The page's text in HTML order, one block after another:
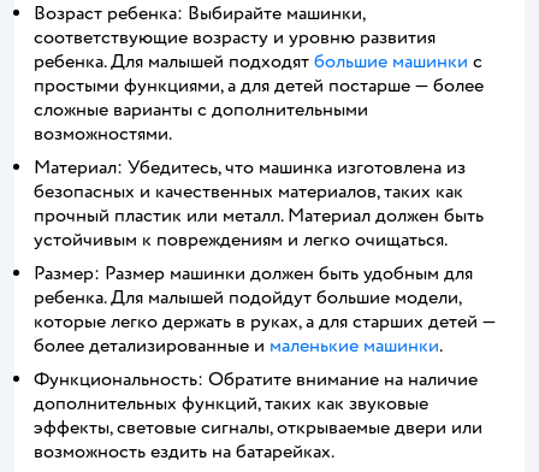
Возраст ребенка: Выбирайте машинки,
соответствующие возрасту и уровню развития
ребенка. Для малышей подходят большие машинки с
простыми функциями, а для детей постарше — более
сложные варианты с дополнительными
возможностями.
Материал: Убедитесь, что машинка изготовлена из
безопасных и качественных материалов, таких как
прочный пластик или металл. Материал должен быть
устойчивым к повреждениям и легко очищаться.
Размер: Размер машинки должен быть удобным для
ребенка. Для малышей подойдут большие модели,
которые легко держать в руках, а для старших детей —
более детализированные и маленькие машинки.
Функциональность: Обратите внимание на наличие
дополнительных функций, таких как звуковые
эффекты, световые сигналы, открываемые двери или
возможность ездить на батарейках.